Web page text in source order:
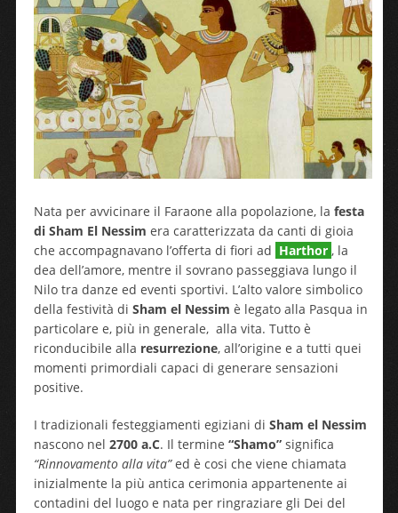
Nata per avvicinare il Faraone alla popolazione, la festa
di Sham El Nessim era caratterizzata da canti di gioia
che accompagnavano l’offerta di fiori ad Harthor , la
dea dell’amore, mentre il sovrano passeggiava lungo il
Nilo tra danze ed eventi sportivi. L’alto valore simbolico
della festività di Sham el Nessim è legato alla Pasqua in
particolare e, più in generale, alla vita. Tutto è
riconducibile alla resurrezione, all’origine e a tutti quei
momenti primordiali capaci di generare sensazioni
positive.
I tradizionali festeggiamenti egiziani di Sham el Nessim
nascono nel 2700 a.C. Il termine “Shamo”significa
“Rinnovamento alla vita”ed è cosi che viene chiamata
inizialmente la più antica cerimonia appartenente ai
contadini del luogo e nata per ringraziare gli Dei del